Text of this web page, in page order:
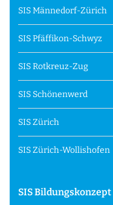
SIS Männedorf-Zürich
SIS Pfäffikon-Schwyz
SIS Rotkreuz-Zug
SIS Schönenwerd
SIS Zürich
SIS Zürich-Wollishofen
SIS Bildungskonzept